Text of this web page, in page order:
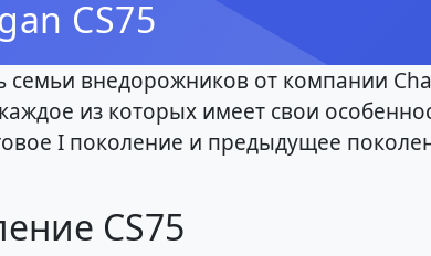
CS75
семьи внедорожников от компании
из которых имеет свои
I поколение и предыдущее
CS75